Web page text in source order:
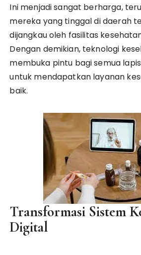
Ini menjadi sangat berharga,
mereka yang tinggal di daerah
dijangkau oleh fasilitas
Dengan demikian, teknologi
membuka pintu bagi semua
untuk mendapatkan layanan
baik.
Transformasi Sistem
Digital